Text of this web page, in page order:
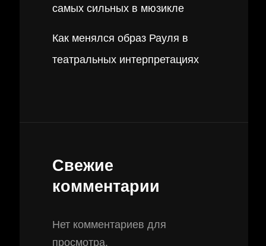
самых сильных в мюзикле
Как менялся образ Рауля в
театральных интерпретациях
Свежие
комментарии
Нет комментариев для
просмотра.